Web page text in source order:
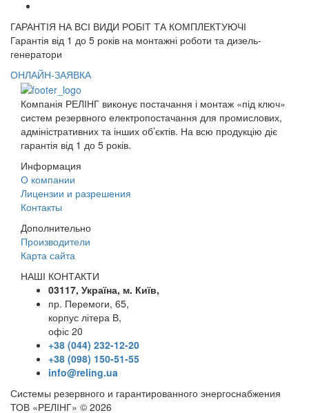
ГАРАНТІЯ НА ВСІ ВИДИ РОБІТ ТА КОМПЛЕКТУЮЧІ
Гарантія від 1 до 5 років на монтажні роботи та дизель-
генератори
ОНЛАЙН-ЗАЯВКА
Компанія РЕЛІНГ виконує постачання і монтаж «під ключ»
систем резервного електропостачання для промислових,
адміністративних та інших об’єктів. На всю продукцію діє
гарантія від 1 до 5 років.
Информация
О компании
Лицензии и разрешения
Контакты
Дополнительно
Производители
Карта сайта
НАШІ КОНТАКТИ
03117, Україна, м. Київ,
пр. Перемоги, 65,
корпус літера В,
офіс 20
+38 (044) 232-12-20
+38 (098) 150-51-55
info@reling.ua
Системы резервного и гарантированного энергоснабжения
ТОВ «РЕЛІНГ» © 2026